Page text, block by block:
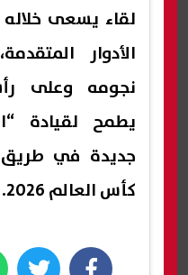
لقاء يسعى
الأدوار
نجومه وعلى
يطمح لقيادة
جديدة في
كأس العالم 2026.